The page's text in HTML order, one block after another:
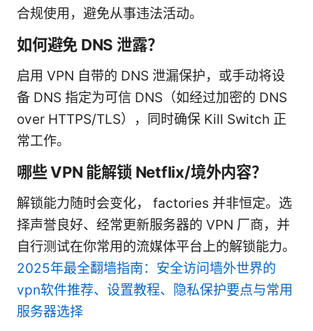
合规使用，避免从事违法活动。
如何避免 DNS 泄露？
启用 VPN 自带的 DNS 泄漏保护，或手动将设
备 DNS 指定为可信 DNS（如经过加密的 DNS
over HTTPS/TLS），同时确保 Kill Switch 正
常工作。
哪些 VPN 能解锁 Netflix/境外内容？
解锁能力随时会变化， factories 并非恒定。选
择声誉良好、经常更新服务器的 VPN 厂商，并
自行测试在你常用的流媒体平台上的解锁能力。
2025年最全翻墙指南：安全访问墙外世界的
vpn软件推荐、设置教程、隐私保护要点与常用
服务器选择